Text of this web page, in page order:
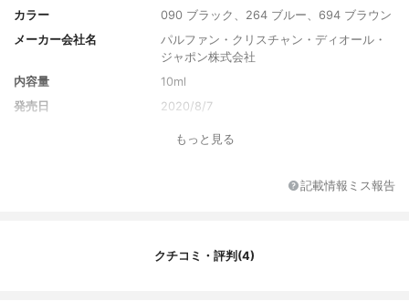
カラー
090 ブラック、264 ブルー、694 ブラウン
メーカー会社名
パルファン・クリスチャン・ディオール・
ジャポン株式会社
内容量
10ml
発売日
2020/8/7
もっと見る
記載情報ミス報告
クチコミ・評判(4)